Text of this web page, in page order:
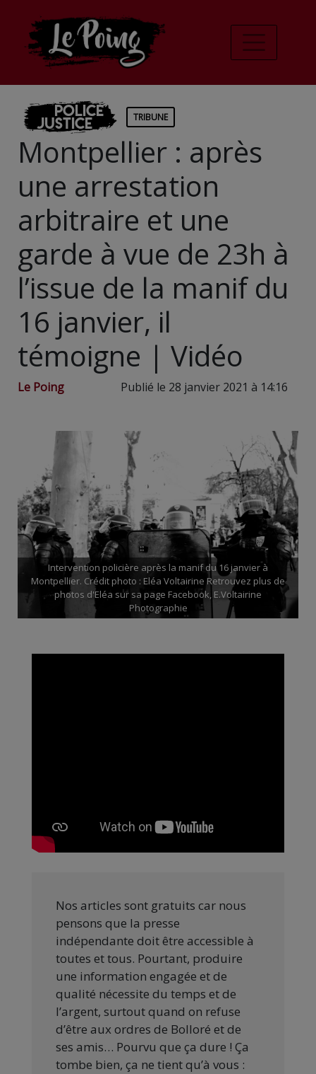
Police
Justice TRIBUNE
Montpellier : après
une arrestation
arbitraire et une
garde à vue de 23h à
l’issue de la manif du
16 janvier, il
témoigne | Vidéo
Le Poing Publié le 28 janvier 2021 à 14:16
Intervention policière après la manif du 16 janvier à
Montpellier. Crédit photo : Eléa Voltairine Retrouvez plus de
photos d'Eléa sur sa page Facebook, E.Voltairine
Photographie
Nos articles sont gratuits car nous
pensons que la presse
indépendante doit être accessible à
toutes et tous. Pourtant, produire
une information engagée et de
qualité nécessite du temps et de
l’argent, surtout quand on refuse
d’être aux ordres de Bolloré et de
ses amis… Pourvu que ça dure ! Ça
tombe bien, ça ne tient qu’à vous :